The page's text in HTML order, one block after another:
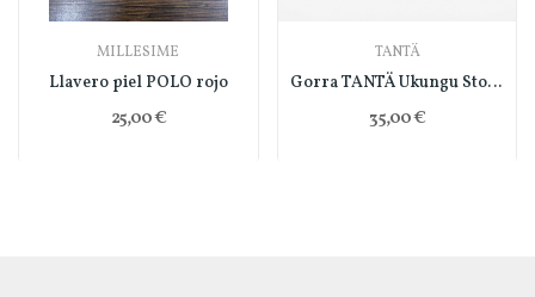
MILLESIME
Llavero piel POLO rojo
25,00 €
TANTÄ
Gorra TANTÄ Ukungu Stone Grey
35,00 €